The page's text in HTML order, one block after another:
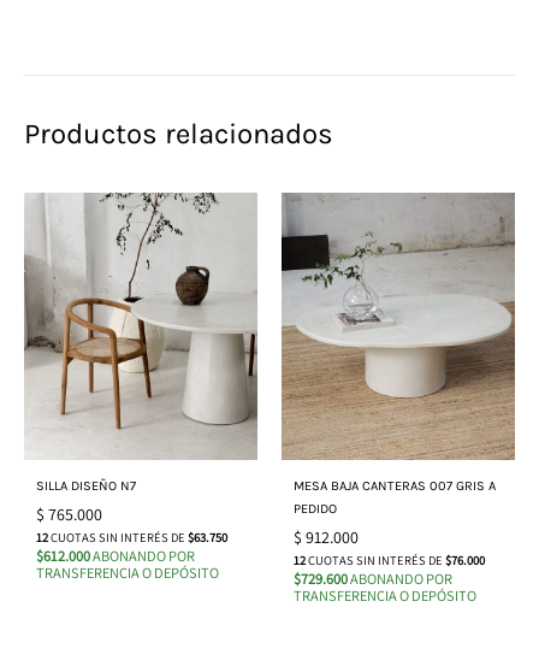
Productos relacionados
SILLA DISEÑO N7
$ 765.000
12CUOTAS SIN INTERÉS DE $63.750
$612.000ABONANDO POR
TRANSFERENCIA O DEPÓSITO
MESA BAJA CANTERAS 007 GRIS A
PEDIDO
$ 912.000
12CUOTAS SIN INTERÉS DE $76.000
$729.600ABONANDO POR
TRANSFERENCIA O DEPÓSITO